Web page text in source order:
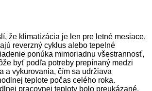
že klimatizácia je len pre letné mesiace,
reverzný cyklus alebo tepelné
ponúka mimoriadnu všestrannosť,
byť podľa potreby prepínaný medzi
a vykurovania, čím sa udržiava
teplote počas celého roka.
pracovnej teploty bolo preukázané,